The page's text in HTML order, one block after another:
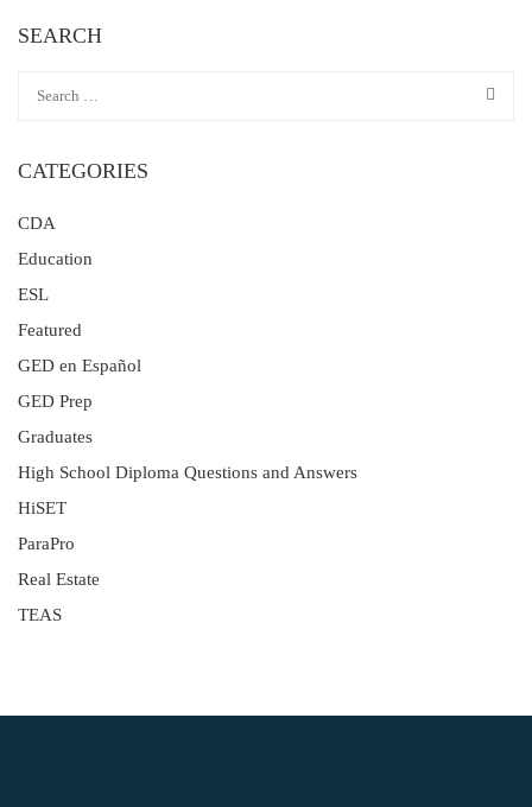
SEARCH
CATEGORIES
CDA
Education
ESL
Featured
GED en Español
GED Prep
Graduates
High School Diploma Questions and Answers
HiSET
ParaPro
Real Estate
TEAS